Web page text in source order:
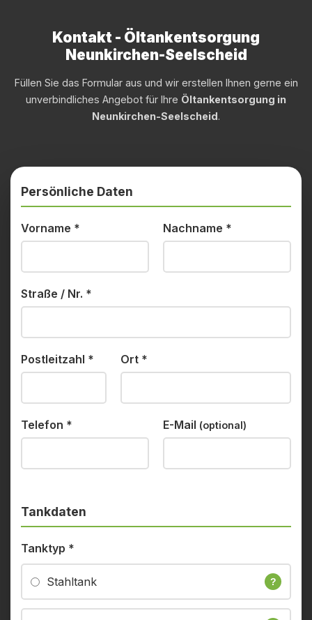
Kontakt - Öltankentsorgung
Neunkirchen-Seelscheid
Füllen Sie das Formular aus und wir erstellen Ihnen gerne ein
unverbindliches Angebot für Ihre Öltankentsorgung in
Neunkirchen-Seelscheid.
Persönliche Daten
Vorname * Nachname *
Straße / Nr. *
Postleitzahl * Ort *
Telefon * E-Mail (optional)
Tankdaten
Tanktyp *
Stahltank ?